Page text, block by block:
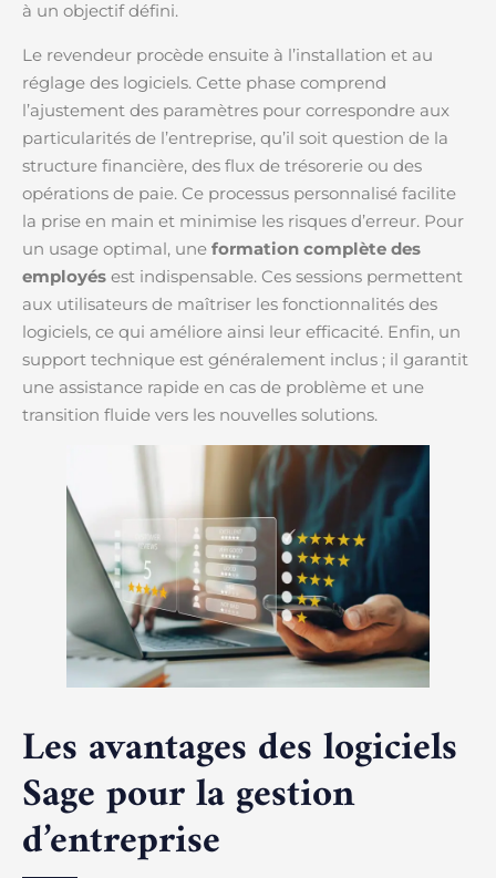
à un objectif défini.
Le revendeur procède ensuite à l’installation et au
réglage des logiciels. Cette phase comprend
l’ajustement des paramètres pour correspondre aux
particularités de l’entreprise, qu’il soit question de la
structure financière, des flux de trésorerie ou des
opérations de paie. Ce processus personnalisé facilite
la prise en main et minimise les risques d’erreur. Pour
un usage optimal, une formation complète des
employés est indispensable. Ces sessions permettent
aux utilisateurs de maîtriser les fonctionnalités des
logiciels, ce qui améliore ainsi leur efficacité. Enfin, un
support technique est généralement inclus ; il garantit
une assistance rapide en cas de problème et une
transition fluide vers les nouvelles solutions.
Les avantages des logiciels
Sage pour la gestion
d’entreprise